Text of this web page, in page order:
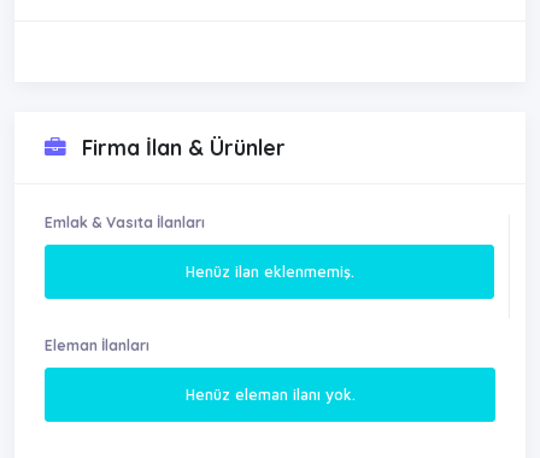
Firma İlan & Ürünler
Emlak & Vasıta İlanları
Henüz ilan eklenmemiş.
Eleman İlanları
Henüz eleman ilanı yok.